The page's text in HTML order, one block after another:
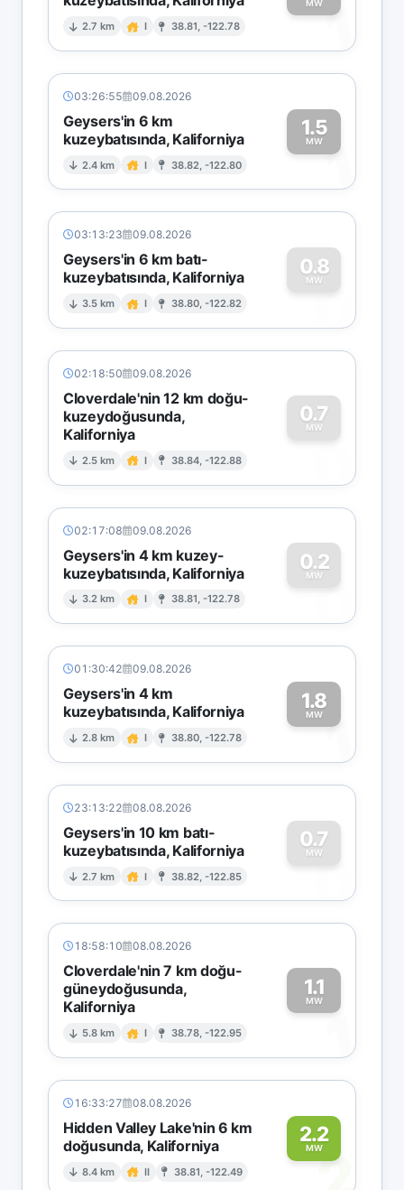
2.7 km I 38.81, -122.78
MW1
03:26:55 09.08.2026
Geysers'in 6 km
kuzeybatısında, Kaliforniya
2.4 km I 38.82, -122.80
1.5
MW1
03:13:23 09.08.2026
Geysers'in 6 km batı-
kuzeybatısında, Kaliforniya
3.5 km I 38.80, -122.82
0.8
MW
0
02:18:50 09.08.2026
Cloverdale'nin 12 km doğu-
kuzeydoğusunda,
Kaliforniya
2.5 km I 38.84, -122.88
0.7
MW
0
02:17:08 09.08.2026
Geysers'in 4 km kuzey-
kuzeybatısında, Kaliforniya
3.2 km I 38.81, -122.78
0.2
MW
0
01:30:42 09.08.2026
Geysers'in 4 km
kuzeybatısında, Kaliforniya
2.8 km I 38.80, -122.78
1.8
MW1
23:13:22 08.08.2026
Geysers'in 10 km batı-
kuzeybatısında, Kaliforniya
2.7 km I 38.82, -122.85
0.7
MW
0
18:58:10 08.08.2026
Cloverdale'nin 7 km doğu-
güneydoğusunda,
Kaliforniya
5.8 km I 38.78, -122.95
1.1
MW
1
16:33:27 08.08.2026
Hidden Valley Lake'nin 6 km
doğusunda, Kaliforniya
8.4 km II 38.81, -122.49
2.2
MW